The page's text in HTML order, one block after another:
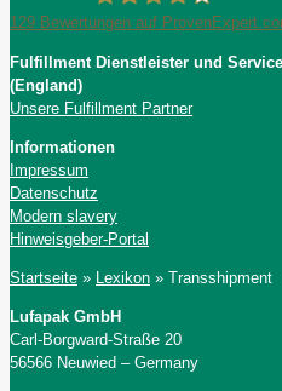
Lufapak GmbH
129 Bewertungen auf
Fulfillment Dienstleister und
(England)
Unsere Fulfillment Partner
Informationen
Impressum
Datenschutz
Modern slavery
Hinweisgeber-Portal
Startseite » Lexikon » Transshipment
Lufapak GmbH
Carl-Borgward-Straße 20
56566 Neuwied – Germany